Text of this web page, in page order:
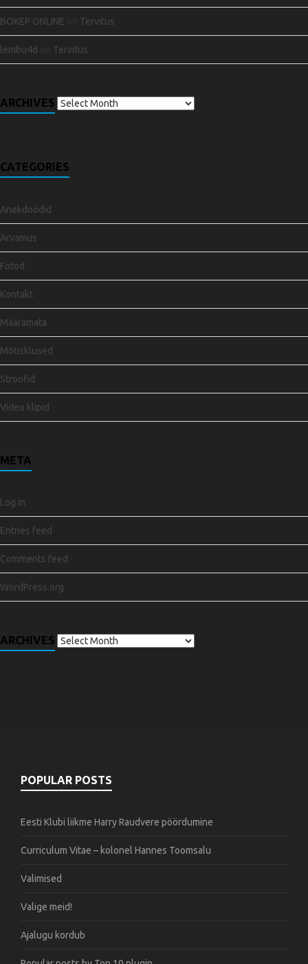
BOKEP ONLINE Tervitus
lembu4d Tervitus
ARCHIVES
CATEGORIES
Anekdoodid
Arvamus
Fotod
Kontakt
Määramata
Mõtisklused
Stroofid
Video klipid
META
Log in
Entries feed
Comments feed
WordPress.org
ARCHIVES
POPULAR POSTS
Eesti Klubi liikme Harry Raudvere pöördumine
Curriculum Vitae – kolonel Hannes Toomsalu
Valimised
Valige meid!
Ajalugu kordub